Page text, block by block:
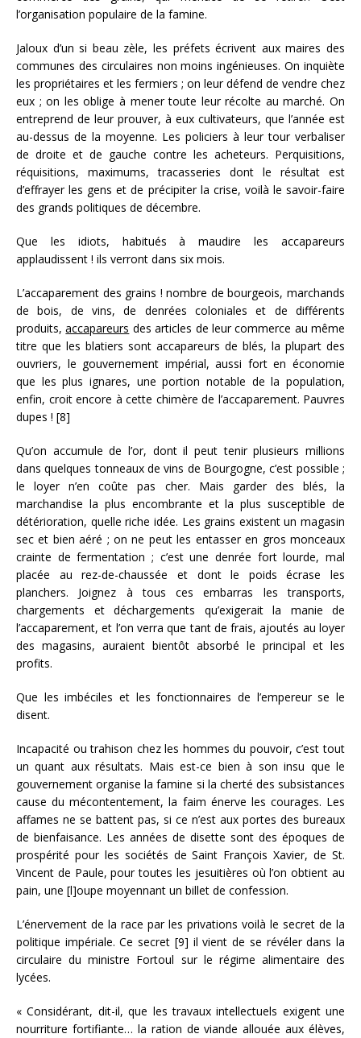
l’organisation populaire de la famine.
Jaloux d’un si beau zèle, les préfets écrivent aux maires des
communes des circulaires non moins ingénieuses. On inquiète
les propriétaires et les fermiers ; on leur défend de vendre chez
eux ; on les oblige à mener toute leur récolte au marché. On
entreprend de leur prouver, à eux cultivateurs, que l’année est
au-dessus de la moyenne. Les policiers à leur tour verbaliser
de droite et de gauche contre les acheteurs. Perquisitions,
réquisitions, maximums, tracasseries dont le résultat est
d’effrayer les gens et de précipiter la crise, voilà le savoir-faire
des grands politiques de décembre.
Que les idiots, habitués à maudire les accapareurs
applaudissent ! ils verront dans six mois.
L’accaparement des grains ! nombre de bourgeois, marchands
de bois, de vins, de denrées coloniales et de différents
produits,accapareurs des articles de leur commerce au même
titre que les blatiers sont accapareurs de blés, la plupart des
ouvriers, le gouvernement impérial, aussi fort en économie
que les plus ignares, une portion notable de la population,
enfin, croit encore à cette chimère de l’accaparement. Pauvres
dupes ! [8]
Qu’on accumule de l’or, dont il peut tenir plusieurs millions
dans quelques tonneaux de vins de Bourgogne, c’est possible ;
le loyer n’en coûte pas cher. Mais garder des blés, la
marchandise la plus encombrante et la plus susceptible de
détérioration, quelle riche idée. Les grains existent un magasin
sec et bien aéré ; on ne peut les entasser en gros monceaux
crainte de fermentation ; c’est une denrée fort lourde, mal
placée au rez-de-chaussée et dont le poids écrase les
planchers. Joignez à tous ces embarras les transports,
chargements et déchargements qu’exigerait la manie de
l’accaparement, et l’on verra que tant de frais, ajoutés au loyer
des magasins, auraient bientôt absorbé le principal et les
profits.
Que les imbéciles et les fonctionnaires de l’empereur se le
disent.
Incapacité ou trahison chez les hommes du pouvoir, c’est tout
un quant aux résultats. Mais est-ce bien à son insu que le
gouvernement organise la famine si la cherté des subsistances
cause du mécontentement, la faim énerve les courages. Les
affames ne se battent pas, si ce n’est aux portes des bureaux
de bienfaisance. Les années de disette sont des époques de
prospérité pour les sociétés de Saint François Xavier, de St.
Vincent de Paule, pour toutes les jesuitières où l’on obtient au
pain, une [l]oupe moyennant un billet de confession.
L’énervement de la race par les privations voilà le secret de la
politique impériale. Ce secret [9] il vient de se révéler dans la
circulaire du ministre Fortoul sur le régime alimentaire des
lycées.
« Considérant, dit-il, que les travaux intellectuels exigent une
nourriture fortifiante… la ration de viande allouée aux élèves,